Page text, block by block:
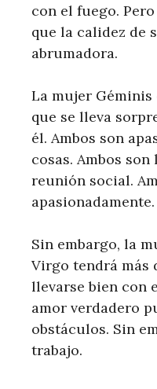
con el fuego.
que la calidez de
abrumadora.
La mujer
que se lleva
él. Ambos son
cosas. Ambos
reunión social.
apasionadamente.
Sin embargo, la
Virgo tendrá más
llevarse bien con
amor verdadero
obstáculos. Sin
trabajo.